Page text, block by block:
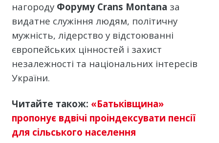
нагороду Форуму Crans Montana за
видатне служіння людям, політичну
мужність, лідерство у відстоюванні
європейських цінностей і захист
незалежності та національних інтересів
України.
Читайте також: «Батьківщина»
пропонує вдвічі проіндексувати пенсії
для сільського населення